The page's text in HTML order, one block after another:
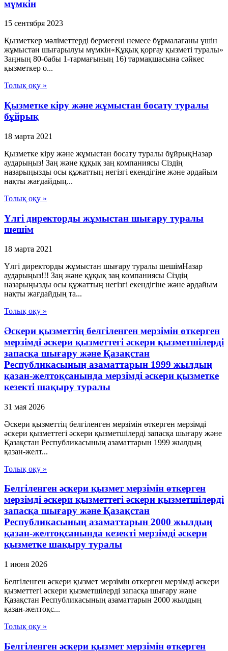
мүмкін
15 сентября 2023
Қызметкер мәліметтерді бермегені немесе бұрмалағаны үшiн
жұмыстан шығарылуы мүмкін«Құқық қорғау қызметі туралы»
Заңның 80-бабы 1-тармағының 16) тармақшасына сәйкес
қызметкер о...
Толық оқу »
Қызметке кіру және жұмыстан босату туралы
бұйрық
18 марта 2021
Қызметке кіру және жұмыстан босату туралы бұйрықНазар
аударыңыз! Заң және құқық заң компаниясы Сіздің
назарыңызды осы құжаттың негізгі екендігіне және әрдайым
нақты жағдайдың...
Толық оқу »
Үлгі директорды жұмыстан шығару туралы
шешім
18 марта 2021
Үлгі директорды жұмыстан шығару туралы шешімНазар
аударыңыз!!! Заң және құқық заң компаниясы Сіздің
назарыңызды осы құжаттың негізгі екендігіне және әрдайым
нақты жағдайдың та...
Толық оқу »
Әскери қызметтің белгіленген мерзімін өткерген
мерзімді әскери қызметтегі әскери қызметшілерді
запасқа шығару және Қазақстан
Республикасының азаматтарын 1999 жылдың
қазан-желтоқсанында мерзімді әскери қызметке
кезекті шақыру туралы
31 мая 2026
Әскери қызметтің белгіленген мерзімін өткерген мерзімді
әскери қызметтегі әскери қызметшілерді запасқа шығару және
Қазақстан Республикасының азаматтарын 1999 жылдың
қазан-желт...
Толық оқу »
Белгіленген әскери қызмет мерзімін өткерген
мерзімді әскери қызметтегі әскери қызметшілерді
запасқа шығару және Қазақстан
Республикасының азаматтарын 2000 жылдың
қазан-желтоқсанында кезекті мерзімді әскери
қызметке шақыру туралы
1 июня 2026
Белгіленген әскери қызмет мерзімін өткерген мерзімді әскери
қызметтегі әскери қызметшілерді запасқа шығару және
Қазақстан Республикасының азаматтарын 2000 жылдың
қазан-желтоқс...
Толық оқу »
Белгіленген әскери қызмет мерзімін өткерген